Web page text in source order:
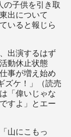
の子供を引き取
出について
いると報じら
出演するはず
動休止状態
事が増え始め
ズケ！」（読売
「偉いじゃな
すよ」とエー
山にこもっ